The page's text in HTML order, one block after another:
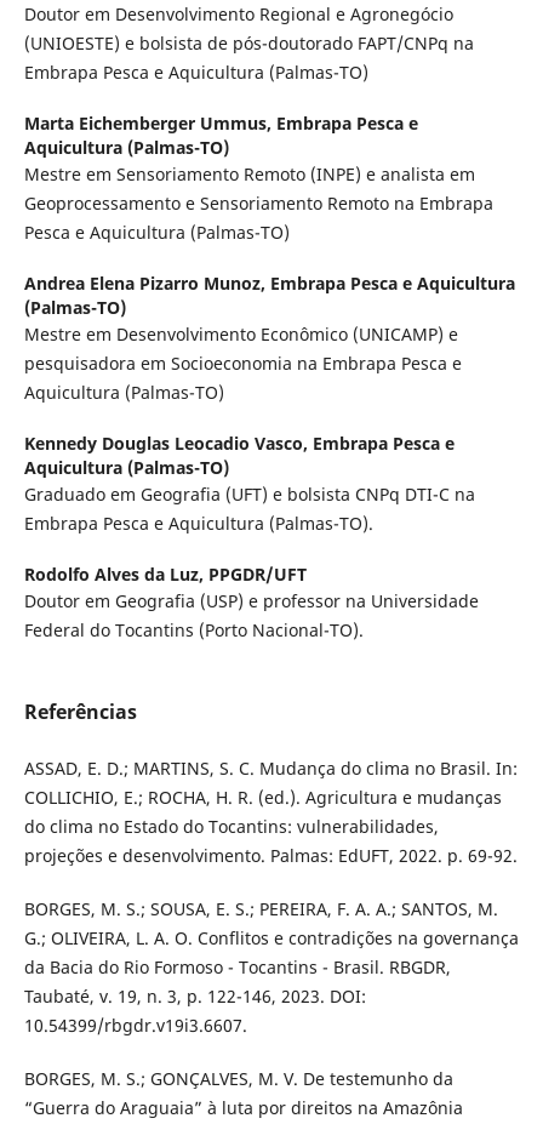
Doutor em Desenvolvimento Regional e Agronegócio
(UNIOESTE) e bolsista de pós-doutorado FAPT/CNPq na
Embrapa Pesca e Aquicultura (Palmas-TO)
Marta Eichemberger Ummus, Embrapa Pesca e
Aquicultura (Palmas-TO)
Mestre em Sensoriamento Remoto (INPE) e analista em
Geoprocessamento e Sensoriamento Remoto na Embrapa
Pesca e Aquicultura (Palmas-TO)
Andrea Elena Pizarro Munoz, Embrapa Pesca e Aquicultura
(Palmas-TO)
Mestre em Desenvolvimento Econômico (UNICAMP) e
pesquisadora em Socioeconomia na Embrapa Pesca e
Aquicultura (Palmas-TO)
Kennedy Douglas Leocadio Vasco, Embrapa Pesca e
Aquicultura (Palmas-TO)
Graduado em Geografia (UFT) e bolsista CNPq DTI-C na
Embrapa Pesca e Aquicultura (Palmas-TO).
Rodolfo Alves da Luz, PPGDR/UFT
Doutor em Geografia (USP) e professor na Universidade
Federal do Tocantins (Porto Nacional-TO).
Referências
ASSAD, E. D.; MARTINS, S. C. Mudança do clima no Brasil. In:
COLLICHIO, E.; ROCHA, H. R. (ed.). Agricultura e mudanças
do clima no Estado do Tocantins: vulnerabilidades,
projeções e desenvolvimento. Palmas: EdUFT, 2022. p. 69-92.
BORGES, M. S.; SOUSA, E. S.; PEREIRA, F. A. A.; SANTOS, M.
G.; OLIVEIRA, L. A. O. Conflitos e contradições na governança
da Bacia do Rio Formoso - Tocantins - Brasil. RBGDR,
Taubaté, v. 19, n. 3, p. 122-146, 2023. DOI:
10.54399/rbgdr.v19i3.6607.
BORGES, M. S.; GONÇALVES, M. V. De testemunho da
“Guerra do Araguaia” à luta por direitos na Amazônia